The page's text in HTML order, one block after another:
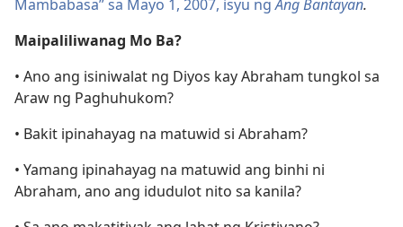
Mambabasa” sa Mayo 1, 2007, isyu ngAng Bantayan.
Maipaliliwanag Mo Ba?
• Ano ang isiniwalat ng Diyos kay Abraham tungkol sa
Araw ng Paghuhukom?
• Bakit ipinahayag na matuwid si Abraham?
• Yamang ipinahayag na matuwid ang binhi ni
Abraham, ano ang idudulot nito sa kanila?